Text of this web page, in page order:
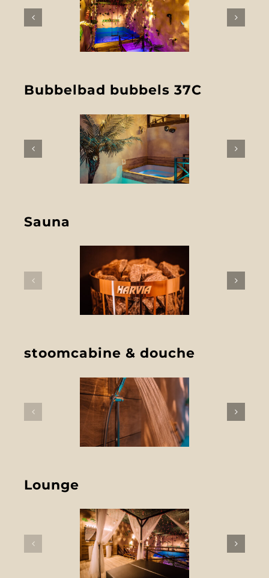
Bubbelbad bubbels 37C
Sauna
stoomcabine & douche
Lounge